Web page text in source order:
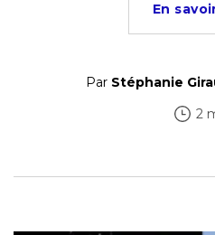
En
Par Stéphanie
2